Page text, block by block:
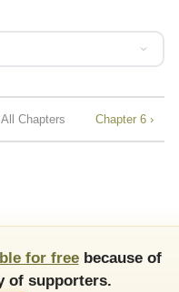
Chapters Chapter 6 ›
for freebecause of
of supporters.